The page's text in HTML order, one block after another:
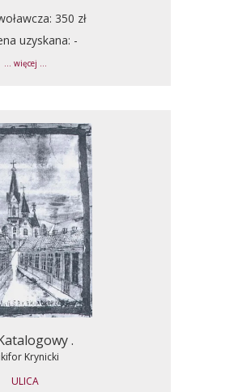
350 zł
uzyskana: -
... więcej ...
.
Krynicki
ULICA